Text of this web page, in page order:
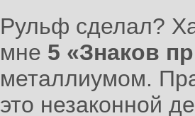
Рульф сделал?
мне 5 «Знаков
металлиумом.
это незаконной